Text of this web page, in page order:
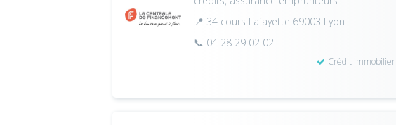
📍 34 cours Lafayette 69003 Lyon
📞 04 28 29 02 02
Crédit immobilier